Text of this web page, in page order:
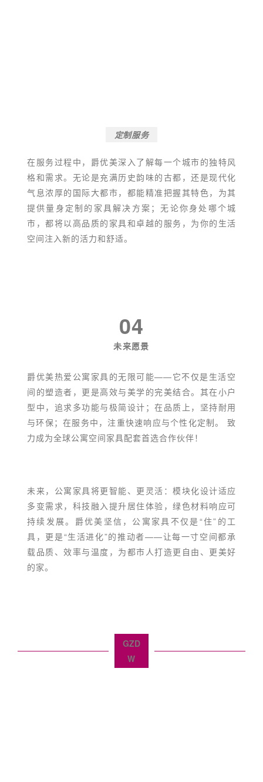
定制服务
在服务过程中，爵优美深入了解每一个城市的独特风
格和需求。无论是充满历史韵味的古都，还是现代化
气息浓厚的国际大都市，都能精准把握其特色，为其
提供量身定制的家具解决方案；无论你身处哪个城
市，都将以高品质的家具和卓越的服务，为你的生活
空间注入新的活力和舒适。
04
未来愿景
爵优美热爱公寓家具的无限可能——它不仅是生活空
间的塑造者，更是高效与美学的完美结合。其在小户
型中，追求多功能与极简设计；在品质上，坚持耐用
与环保；在服务中，注重快速响应与个性化定制。 致
力成为全球公寓空间家具配套首选合作伙伴！
未来，公寓家具将更智能、更灵活：模块化设计适应
多变需求，科技融入提升居住体验，绿色材料响应可
持续发展。爵优美坚信，公寓家具不仅是“住”的工
具，更是“生活进化”的推动者——让每一寸空间都承
载品质、效率与温度，为都市人打造更自由、更美好
的家。
GZD
W